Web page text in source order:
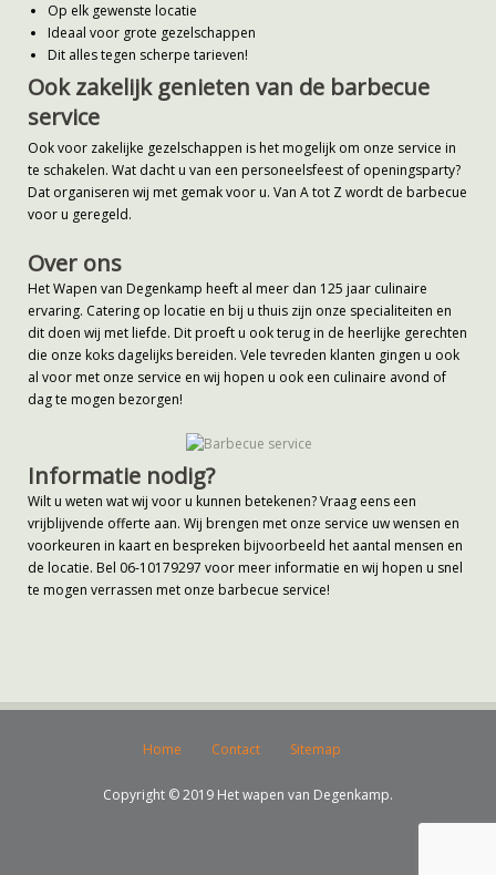
Op elk gewenste locatie
Ideaal voor grote gezelschappen
Dit alles tegen scherpe tarieven!
Ook zakelijk genieten van de barbecue
service
Ook voor zakelijke gezelschappen is het mogelijk om onze service in
te schakelen. Wat dacht u van een personeelsfeest of openingsparty?
Dat organiseren wij met gemak voor u. Van A tot Z wordt de barbecue
voor u geregeld.
Over ons
Het Wapen van Degenkamp heeft al meer dan 125 jaar culinaire
ervaring. Catering op locatie en bij u thuis zijn onze specialiteiten en
dit doen wij met liefde. Dit proeft u ook terug in de heerlijke gerechten
die onze koks dagelijks bereiden. Vele tevreden klanten gingen u ook
al voor met onze service en wij hopen u ook een culinaire avond of
dag te mogen bezorgen!
Informatie nodig?
Wilt u weten wat wij voor u kunnen betekenen? Vraag eens een
vrijblijvende offerte aan. Wij brengen met onze service uw wensen en
voorkeuren in kaart en bespreken bijvoorbeeld het aantal mensen en
de locatie. Bel 06-10179297 voor meer informatie en wij hopen u snel
te mogen verrassen met onze barbecue service!
Home Contact Sitemap
Copyright © 2019 Het wapen van Degenkamp.